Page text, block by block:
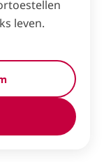
leven.